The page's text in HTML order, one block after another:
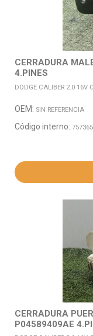
CERRADURA
4.PINES
DODGE CALIBER 2.0 16V
OEM: SIN REFERENCIA
Código interno: 757365
CERRADURA
P04589409AE